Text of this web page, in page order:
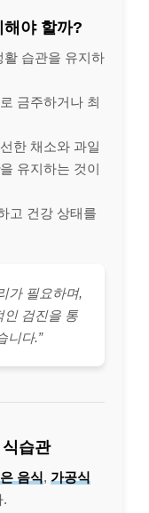
해야 할까?
활 습관을 유지하
금주하거나 최
한 채소와 과일
을 유지하는 것이
고 건강 상태를
가 필요하며,
인 검진을 통
니다.”
습관
음식, 가공식
.